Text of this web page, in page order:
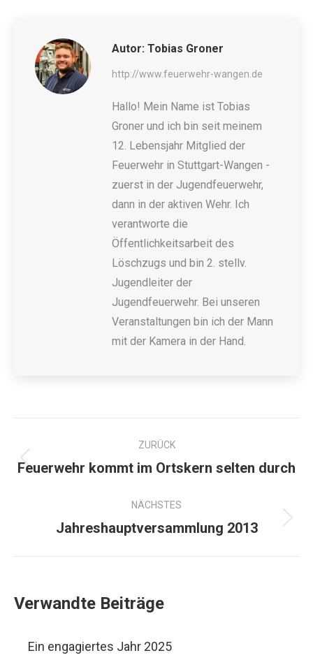
Autor: Tobias Groner
http://www.feuerwehr-wangen.de
Hallo! Mein Name ist Tobias
Groner und ich bin seit meinem
12. Lebensjahr Mitglied der
Feuerwehr in Stuttgart-Wangen -
zuerst in der Jugendfeuerwehr,
dann in der aktiven Wehr. Ich
verantworte die
Öffentlichkeitsarbeit des
Löschzugs und bin 2. stellv.
Jugendleiter der
Jugendfeuerwehr. Bei unseren
Veranstaltungen bin ich der Mann
mit der Kamera in der Hand.
ZURÜCK
Feuerwehr kommt im Ortskern selten durch
NÄCHSTES
Jahreshauptversammlung 2013
Verwandte Beiträge
Ein engagiertes Jahr 2025